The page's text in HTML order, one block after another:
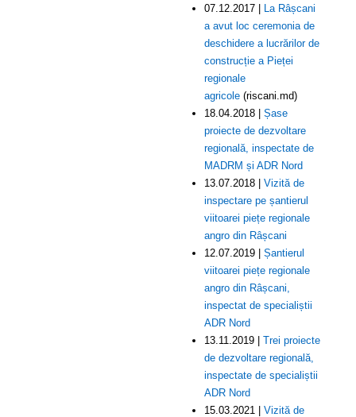
07.12.2017 |
La Râșcani
a avut loc ceremonia de
deschidere a lucrărilor de
construcție a Pieței
regionale
agricole(riscani.md)
18.04.2018 | Șase
proiecte de dezvoltare
regională, inspectate de
MADRM și ADR Nord
13.07.2018 | Vizită de
inspectare pe șantierul
viitoarei piețe regionale
angro din Râșcani
12.07.2019 | Șantierul
viitoarei piețe regionale
angro din Râșcani,
inspectat de specialiștii
ADR Nord
13.11.2019 | Trei proiecte
de dezvoltare regională,
inspectate de specialiștii
ADR Nord
15.03.2021 | Vizită de